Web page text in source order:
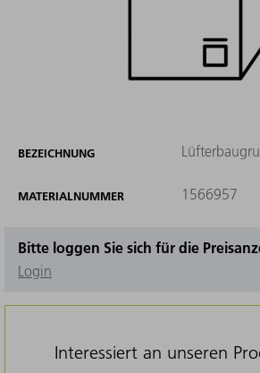
BEZEICHNUNG
MATERIALNUMMER 1566957
Bitte loggen Sie sich für die
Login
Interessiert an unseren